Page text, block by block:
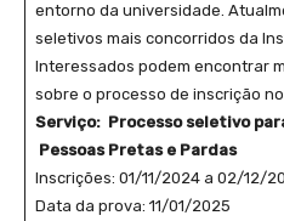
entorno da universidade.
seletivos mais concorridos da
Interessados podem encontrar
sobre o processo de inscrição no
Serviço: Processo seletivo
Pessoas Pretas e Pardas
Inscrições: 01/11/2024 a 02/12/
Data da prova: 11/01/2025